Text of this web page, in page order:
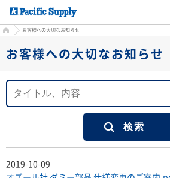
HOMEお客様への大切なお知らせ
お客様への大切なお知らせ
2019-10-09